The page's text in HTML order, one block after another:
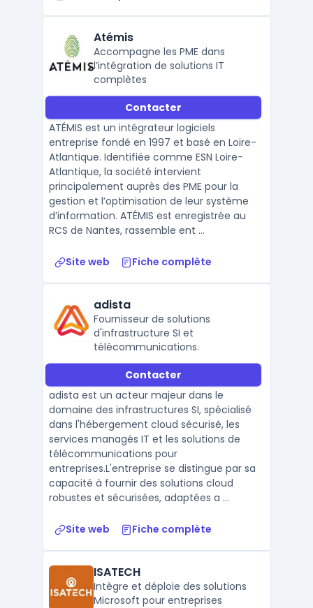
Atémis
Accompagne les PME dans
l’intégration de solutions IT
complètes
Contacter
ATÉMIS est un intégrateur logiciels
entreprise fondé en 1997 et basé en Loire-
Atlantique. Identifiée comme ESN Loire-
Atlantique, la société intervient
principalement auprès des PME pour la
gestion et l’optimisation de leur système
d’information. ATÉMIS est enregistrée au
RCS de Nantes, rassemble ent ...
Site web Fiche complète
adista
Fournisseur de solutions
d'infrastructure SI et
télécommunications.
Contacter
adista est un acteur majeur dans le
domaine des infrastructures SI, spécialisé
dans l'hébergement cloud sécurisé, les
services managés IT et les solutions de
télécommunications pour
entreprises.L'entreprise se distingue par sa
capacité à fournir des solutions cloud
robustes et sécurisées, adaptées a ...
Site web Fiche complète
ISATECH
Intègre et déploie des solutions
Microsoft pour entreprises